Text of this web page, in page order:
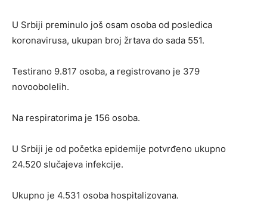
U Srbiji preminulo još osam osoba od posledica
koronavirusa, ukupan broj žrtava do sada 551.
Testirano 9.817 osoba, a registrovano je 379
novoobolelih.
Na respiratorima je 156 osoba.
U Srbiji je od početka epidemije potvrđeno ukupno
24.520 slučajeva infekcije.
Ukupno je 4.531 osoba hospitalizovana.